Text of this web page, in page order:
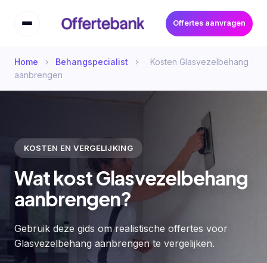
Offertes aanvragen
Home › Behangspecialist ›
Kosten Glasvezelbehang
aanbrengen
KOSTEN EN VERGELIJKING
Wat kost Glasvezelbehang
aanbrengen?
Gebruik deze gids om realistische offertes voor
Glasvezelbehang aanbrengen te vergelijken.